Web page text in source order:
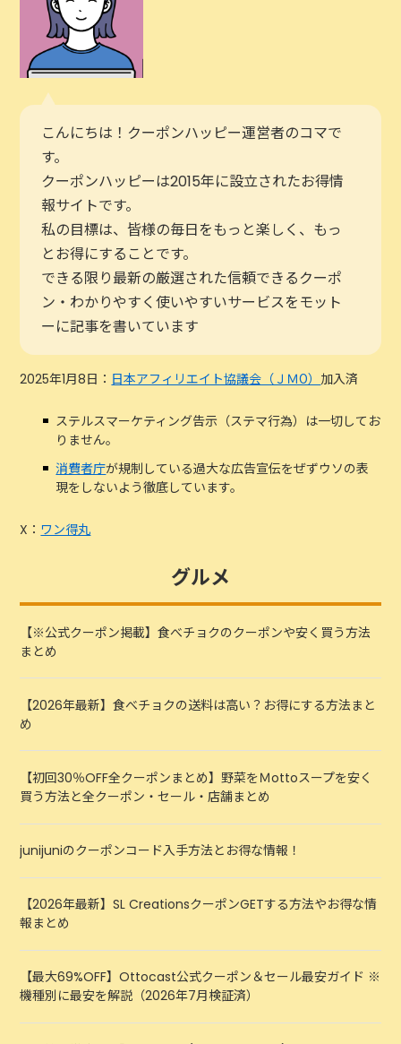
こんにちは！クーポンハッピー運営者のコマで
す。
クーポンハッピーは2015年に設立されたお得情
報サイトです。
私の目標は、皆様の毎日をもっと楽しく、もっ
とお得にすることです。
できる限り最新の厳選された信頼できるクーポ
ン・わかりやすく使いやすいサービスをモット
ーに記事を書いています
2025年1月8日： 日本アフィリエイト協議会（ＪＭО） 加入済
ステルスマーケティング告示（ステマ行為）は一切してお
りません。
消費者庁が規制している過大な広告宣伝をぜずウソの表
現をしないよう徹底しています。
X： ワン得丸
グルメ
【※公式クーポン掲載】食べチョクのクーポンや安く買う方法
まとめ
【2026年最新】食べチョクの送料は高い？お得にする方法まと
め
【初回30％OFF全クーポンまとめ】野菜をＭottoスープを安く
買う方法と全クーポン・セール・店舗まとめ
junijuniのクーポンコード入手方法とお得な情報！
【2026年最新】SL CreationsクーポンGETする方法やお得な情
報まとめ
【最大69%OFF】Ottocast公式クーポン＆セール最安ガイド ※
機種別に最安を解説（2026年7月検証済）